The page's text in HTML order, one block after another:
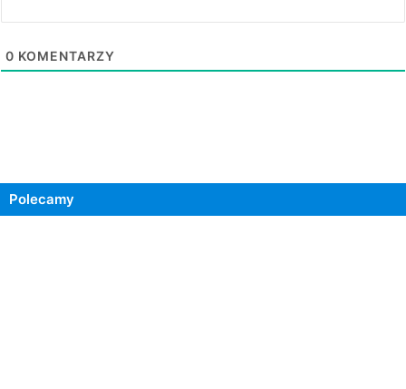
0 KOMENTARZY
Polecamy